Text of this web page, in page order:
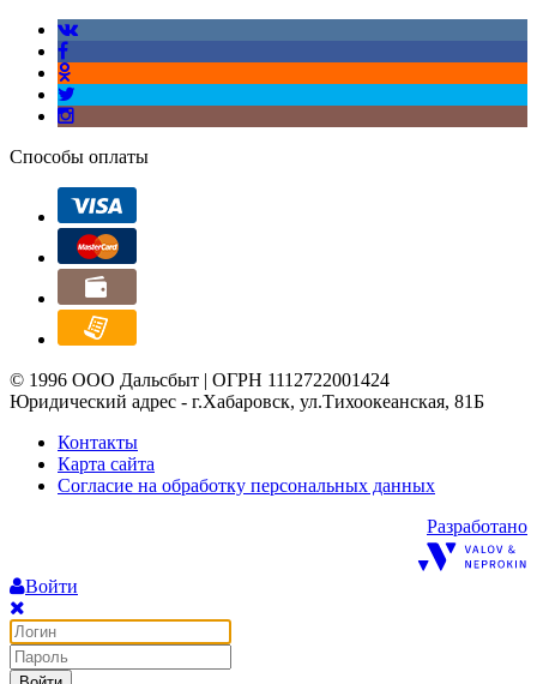
Способы оплаты
© 1996 ООО Дальсбыт | ОГРН 1112722001424
Юридический адрес - г.Хабаровск, ул.Тихоокеанская, 81Б
Контакты
Карта сайта
Согласие на обработку персональных данных
Разработано
Войти